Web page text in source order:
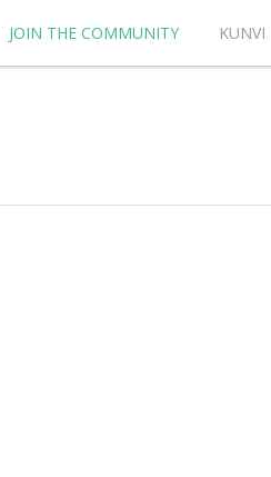
JOIN THE COMMUNITY KUNVI